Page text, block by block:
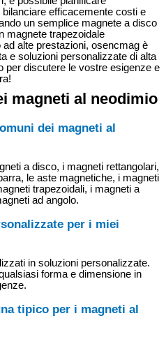
efficacemente costi e
un semplice magnete a disco
magnete trapezoidale
alte prestazioni, osencmag è
e soluzioni personalizzate di alta
per discutere le vostre esigenze e
magneti al neodimio
dei magneti al
a disco, i magneti rettangolari,
le aste magnetiche, i magneti
trapezoidali, i magneti a
ad angolo.
per i miei
in soluzioni personalizzate.
forma e dimensione in
tipico per i magneti al